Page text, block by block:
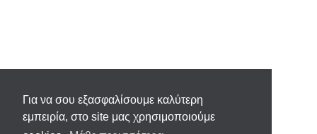
Για να σου εξασφαλίσουμε καλύτερη
εμπειρία, στο site μας χρησιμοποιούμε